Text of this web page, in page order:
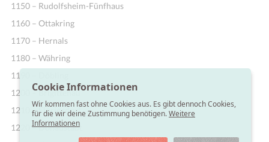
1150 – Rudolfsheim-Fünfhaus
1160 – Ottakring
1170 – Hernals
1180 – Währing
1190 – Döbling
1200 – Brigittenau
1210 – Floridsdorf
1220 – Donaustadt
Cookie Informationen
Wir kommen fast ohne Cookies aus. Es gibt dennoch Cookies,
für die wir deine Zustimmung benötigen.Weitere
Informationen